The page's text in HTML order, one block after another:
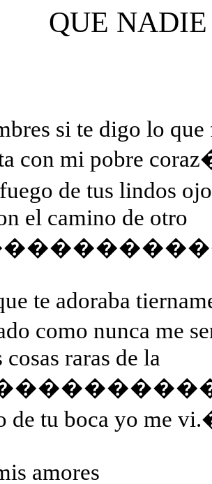
QUE NADIE
si te digo lo que
con mi pobre
de tus lindos
el camino de otro
te adoraba
como nunca me
raras de la
de tu boca yo me vi.
amores